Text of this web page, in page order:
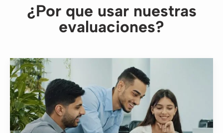
¿Por que usar nuestras
evaluaciones?